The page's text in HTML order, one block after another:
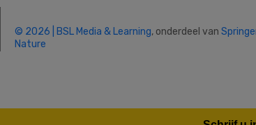
© 2026 | BSL Media & Learning, onderdeel van
Nature